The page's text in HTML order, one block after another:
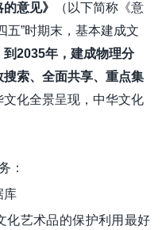
意见》
（以下简称《意
五”时期末，基本建成文
到2035年，建成物理分
索、全面共享、重点集
文化全景呈现，中华文化
：
库
化艺术品的保护利用最好